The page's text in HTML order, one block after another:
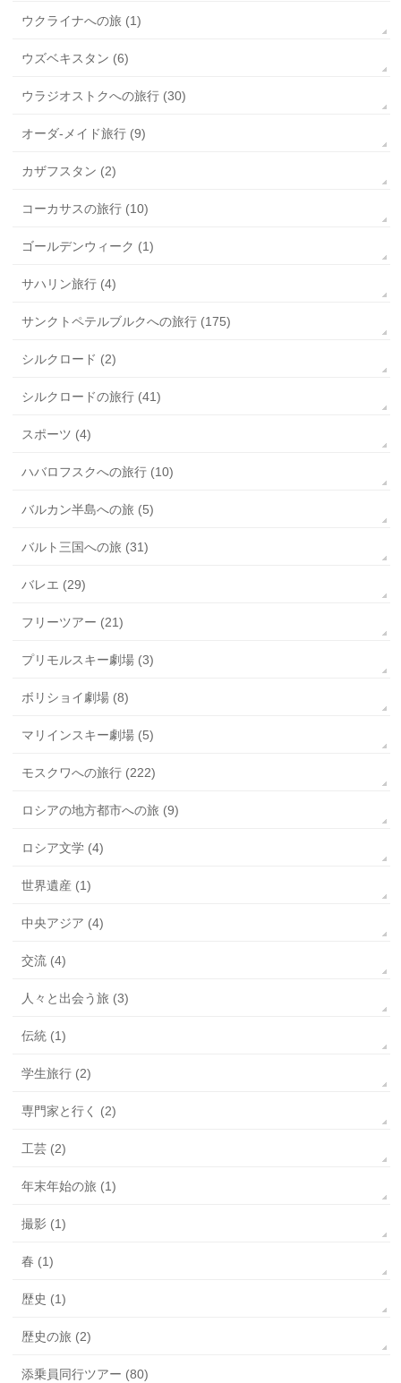
ウクライナへの旅 (1)
ウズベキスタン (6)
ウラジオストクへの旅行 (30)
オーダ-メイド旅行 (9)
カザフスタン (2)
コーカサスの旅行 (10)
ゴールデンウィーク (1)
サハリン旅行 (4)
サンクトペテルブルクへの旅行 (175)
シルクロード (2)
シルクロードの旅行 (41)
スポーツ (4)
ハバロフスクへの旅行 (10)
バルカン半島への旅 (5)
バルト三国への旅 (31)
バレエ (29)
フリーツアー (21)
プリモルスキー劇場 (3)
ボリショイ劇場 (8)
マリインスキー劇場 (5)
モスクワへの旅行 (222)
ロシアの地方都市への旅 (9)
ロシア文学 (4)
世界遺産 (1)
中央アジア (4)
交流 (4)
人々と出会う旅 (3)
伝統 (1)
学生旅行 (2)
専門家と行く (2)
工芸 (2)
年末年始の旅 (1)
撮影 (1)
春 (1)
歴史 (1)
歴史の旅 (2)
添乗員同行ツアー (80)